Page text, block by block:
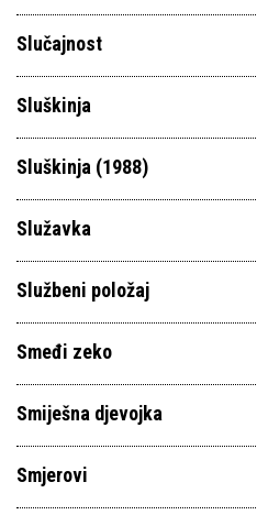
Slučajnost
Sluškinja
Sluškinja (1988)
Služavka
Službeni položaj
Smeđi zeko
Smiješna djevojka
Smjerovi